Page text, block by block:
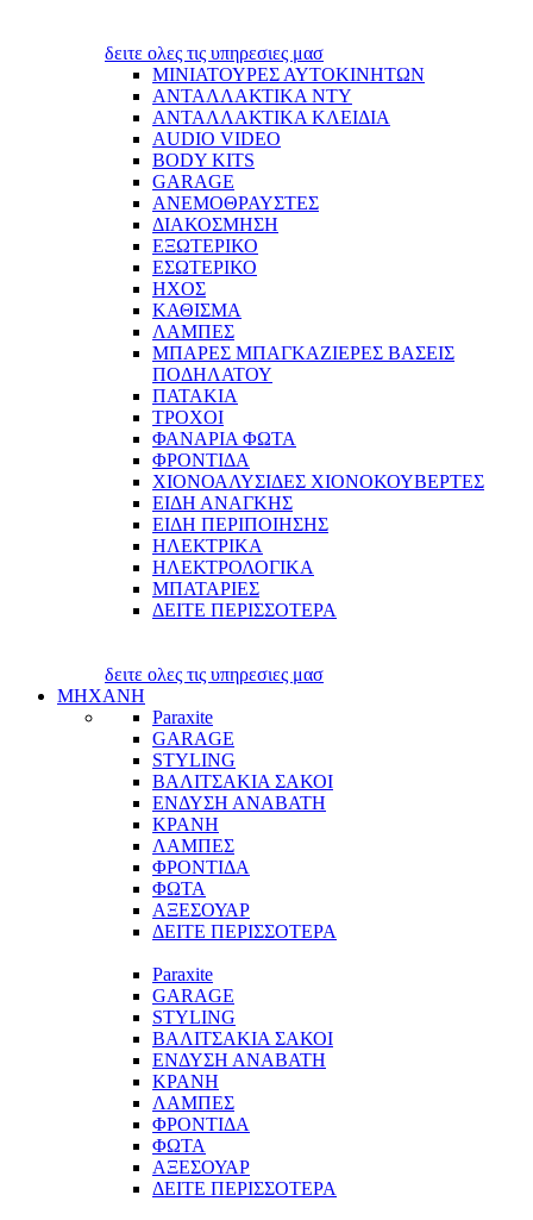
δειτε ολες τις υπηρεσιες μασ
ΜΙΝΙΑΤΟΥΡΕΣ ΑΥΤΟΚΙΝΗΤΩΝ
ΑΝΤΑΛΛΑΚΤΙΚΑ NTY
ΑΝΤΑΛΛΑΚΤΙΚΑ ΚΛΕΙΔΙΑ
AUDIO VIDEO
BODY KITS
GARAGE
ΑΝΕΜΟΘΡΑΥΣΤΕΣ
ΔΙΑΚΟΣΜΗΣΗ
ΕΞΩΤΕΡΙΚΟ
ΕΣΩΤΕΡΙΚΟ
ΗΧΟΣ
ΚΑΘΙΣΜΑ
ΛΑΜΠΕΣ
ΜΠΑΡΕΣ ΜΠΑΓΚΑΖΙΕΡΕΣ ΒΑΣΕΙΣ
ΠΟΔΗΛΑΤΟΥ
ΠΑΤΑΚΙΑ
ΤΡΟΧΟΙ
ΦΑΝΑΡΙΑ ΦΩΤΑ
ΦΡΟΝΤΙΔΑ
ΧΙΟΝΟΑΛΥΣΙΔΕΣ ΧΙΟΝΟΚΟΥΒΕΡΤΕΣ
ΕΙΔΗ ΑΝΑΓΚΗΣ
ΕΙΔΗ ΠΕΡΙΠΟΙΗΣΗΣ
ΗΛΕΚΤΡΙΚΑ
ΗΛΕΚΤΡΟΛΟΓΙΚΑ
ΜΠΑΤΑΡΙΕΣ
ΔΕΙΤΕ ΠΕΡΙΣΣΟΤΕΡΑ
δειτε ολες τις υπηρεσιες μασ
ΜΗΧΑΝΗ
Paraxite
GARAGE
STYLING
ΒΑΛΙΤΣΑΚΙΑ ΣΑΚΟΙ
ΕΝΔΥΣΗ ΑΝΑΒΑΤΗ
ΚΡΑΝΗ
ΛΑΜΠΕΣ
ΦΡΟΝΤΙΔΑ
ΦΩΤΑ
ΑΞΕΣΟΥΑΡ
ΔΕΙΤΕ ΠΕΡΙΣΣΟΤΕΡΑ
Paraxite
GARAGE
STYLING
ΒΑΛΙΤΣΑΚΙΑ ΣΑΚΟΙ
ΕΝΔΥΣΗ ΑΝΑΒΑΤΗ
ΚΡΑΝΗ
ΛΑΜΠΕΣ
ΦΡΟΝΤΙΔΑ
ΦΩΤΑ
ΑΞΕΣΟΥΑΡ
ΔΕΙΤΕ ΠΕΡΙΣΣΟΤΕΡΑ